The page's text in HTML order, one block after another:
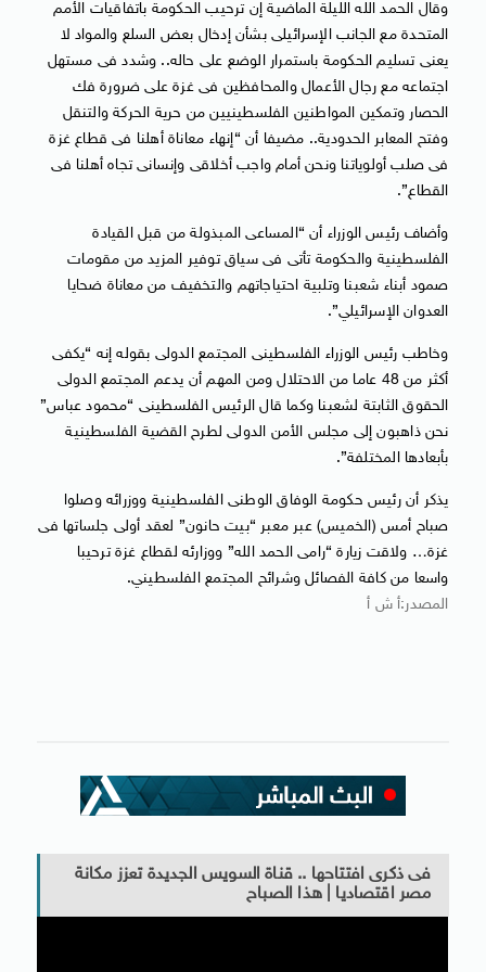
وقال الحمد الله الليلة الماضية إن ترحيب الحكومة باتفاقيات الأمم
المتحدة مع الجانب الإسرائيلى بشأن إدخال بعض السلع والمواد لا
يعنى تسليم الحكومة باستمرار الوضع على حاله.. وشدد فى مستهل
اجتماعه مع رجال الأعمال والمحافظين فى غزة على ضرورة فك
الحصار وتمكين المواطنين الفلسطينيين من حرية الحركة والتنقل
وفتح المعابر الحدودية.. مضيفا أن “إنهاء معاناة أهلنا فى قطاع غزة
فى صلب أولوياتنا ونحن أمام واجب أخلاقى وإنسانى تجاه أهلنا فى
القطاع”.
وأضاف رئيس الوزراء أن “المساعى المبذولة من قبل القيادة
الفلسطينية والحكومة تأتى فى سياق توفير المزيد من مقومات
صمود أبناء شعبنا وتلبية احتياجاتهم والتخفيف من معاناة ضحايا
العدوان الإسرائيلي”.
وخاطب رئيس الوزراء الفلسطينى المجتمع الدولى بقوله إنه “يكفى
أكثر من 48 عاما من الاحتلال ومن المهم أن يدعم المجتمع الدولى
الحقوق الثابتة لشعبنا وكما قال الرئيس الفلسطينى “محمود عباس”
نحن ذاهبون إلى مجلس الأمن الدولى لطرح القضية الفلسطينية
بأبعادها المختلفة”.
يذكر أن رئيس حكومة الوفاق الوطنى الفلسطينية ووزرائه وصلوا
صباح أمس (الخميس) عبر معبر “بيت حانون” لعقد أولى جلساتها فى
غزة… ولاقت زيارة “رامى الحمد الله” ووزارئه لقطاع غزة ترحيبا
واسعا من كافة الفصائل وشرائح المجتمع الفلسطيني.
المصدر:أ ش أ
فى ذكرى افتتاحها .. قناة السويس الجديدة تعزز مكانة
مصر اقتصاديا | هذا الصباح